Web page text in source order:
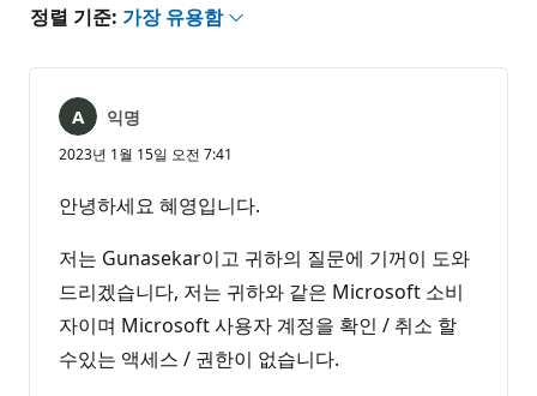
정렬 기준: 가장 유용함
익명
2023년 1월 15일 오전 7:41
안녕하세요 혜영입니다.
저는 Gunasekar이고 귀하의 질문에 기꺼이 도와
드리겠습니다, 저는 귀하와 같은 Microsoft 소비
자이며 Microsoft 사용자 계정을 확인 / 취소 할
수있는 액세스 / 권한이 없습니다.